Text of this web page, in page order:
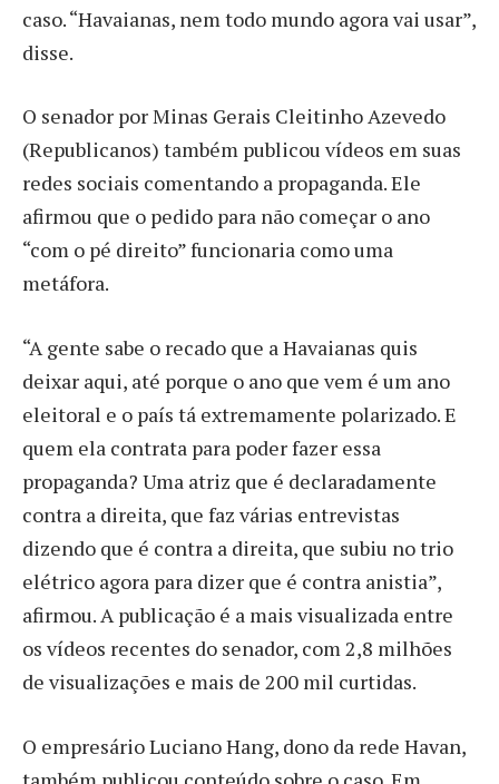
caso. “Havaianas, nem todo mundo agora vai usar”,
disse.
O senador por Minas Gerais Cleitinho Azevedo
(Republicanos) também publicou vídeos em suas
redes sociais comentando a propaganda. Ele
afirmou que o pedido para não começar o ano
“com o pé direito” funcionaria como uma
metáfora.
“A gente sabe o recado que a Havaianas quis
deixar aqui, até porque o ano que vem é um ano
eleitoral e o país tá extremamente polarizado. E
quem ela contrata para poder fazer essa
propaganda? Uma atriz que é declaradamente
contra a direita, que faz várias entrevistas
dizendo que é contra a direita, que subiu no trio
elétrico agora para dizer que é contra anistia”,
afirmou. A publicação é a mais visualizada entre
os vídeos recentes do senador, com 2,8 milhões
de visualizações e mais de 200 mil curtidas.
O empresário Luciano Hang, dono da rede Havan,